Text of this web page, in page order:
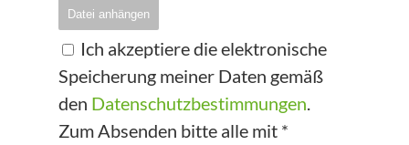
Datei anhängen
Ich akzeptiere die elektronische
Speicherung meiner Daten gemäß
den Datenschutzbestimmungen
Zum Absenden bitte alle mit *